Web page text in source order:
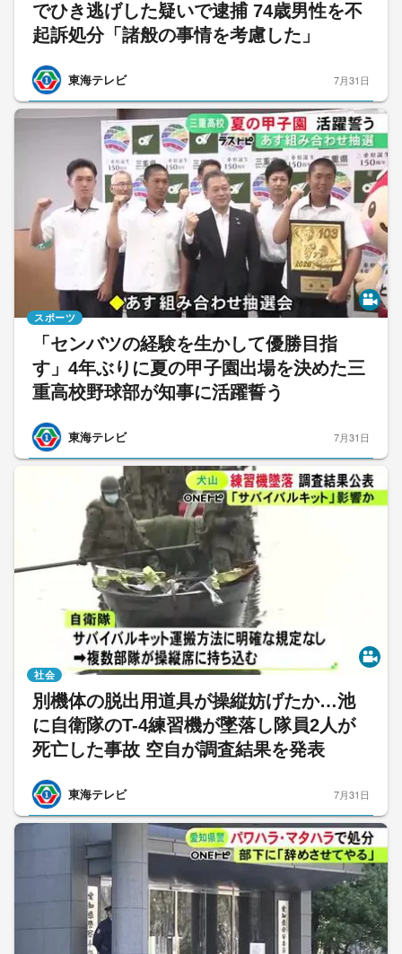
でひき逃げした疑いで逮捕 74歳男性を不
起訴処分「諸般の事情を考慮した」
東海テレビ 7月31日
「センバツの経験を生かして優勝目指
す」4年ぶりに夏の甲子園出場を決めた三
重高校野球部が知事に活躍誓う
東海テレビ
スポーツ
7月31日
別機体の脱出用道具が操縦妨げたか…池
に自衛隊のT-4練習機が墜落し隊員2人が
死亡した事故 空自が調査結果を発表
東海テレビ
社会
7月31日